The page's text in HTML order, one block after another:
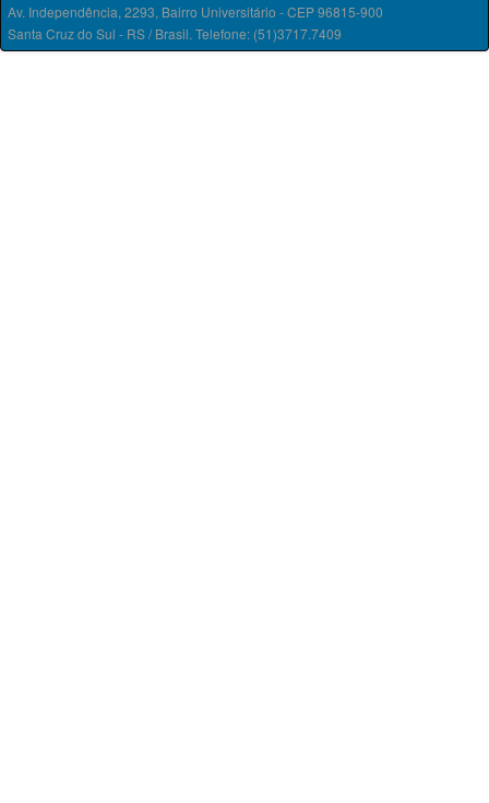
Av. Independência, 2293, Bairro Universitário - CEP 96815-900
Santa Cruz do Sul - RS / Brasil. Telefone: (51)3717.7409